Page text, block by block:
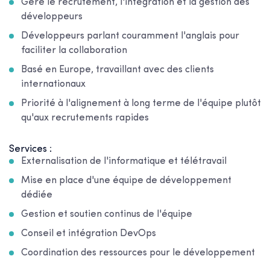
Gère le recrutement, l'intégration et la gestion des
développeurs
Développeurs parlant couramment l'anglais pour
faciliter la collaboration
Basé en Europe, travaillant avec des clients
internationaux
Priorité à l'alignement à long terme de l'équipe plutôt
qu'aux recrutements rapides
Services :
Externalisation de l'informatique et télétravail
Mise en place d'une équipe de développement
dédiée
Gestion et soutien continus de l'équipe
Conseil et intégration DevOps
Coordination des ressources pour le développement